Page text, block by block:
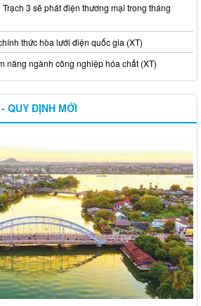
3 sẽ phát điện thương mại trong tháng
thức hòa lưới điện quốc gia (XT)
năng ngành công nghiệp hóa chất (XT)
QUY ĐỊNH MỚI